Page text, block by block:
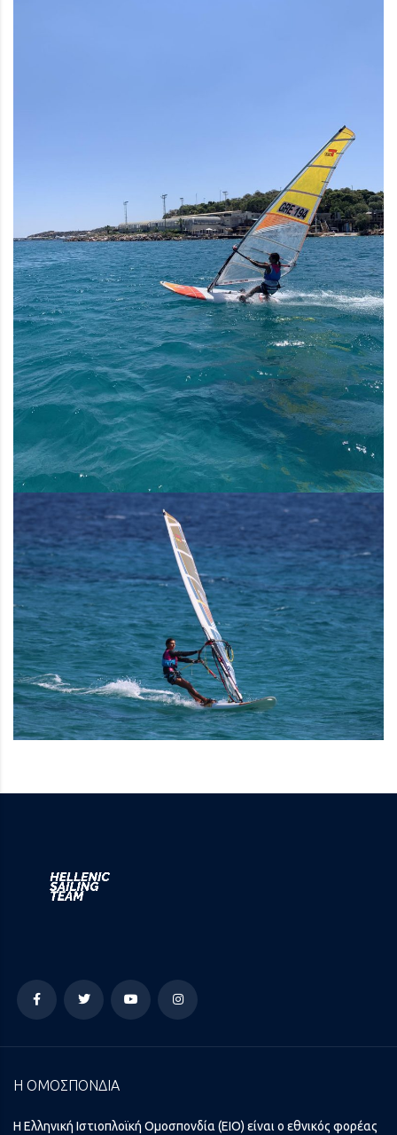
Η ΟΜΟΣΠΟΝΔΙΑ
Η Ελληνική Ιστιοπλοϊκή Ομοσπονδία (ΕΙΟ) είναι ο εθνικός φορέας